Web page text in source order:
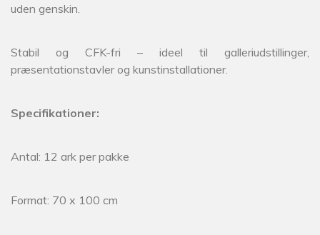
uden genskin.
Stabil og CFK-fri – ideel til galleriudstillinger,
præsentationstavler og kunstinstallationer.
Specifikationer:
Antal: 12 ark per pakke
Format: 70 x 100 cm